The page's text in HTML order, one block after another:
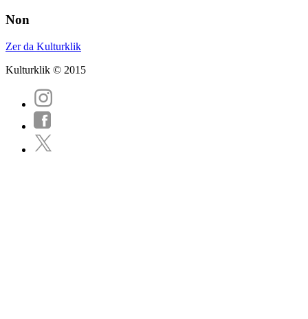
Non
Zer da Kulturklik
Kulturklik © 2015